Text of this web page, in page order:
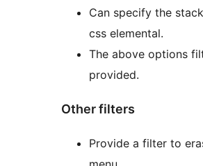
Can specify the
css elemental.
The above options
provided.
Other filters
Provide a filter to